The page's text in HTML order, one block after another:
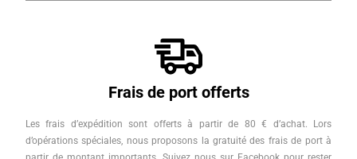
Frais de port offerts
Les frais d’expédition sont offerts à partir de 80 € d’achat. Lors
d’opérations spéciales, nous proposons la gratuité des frais de port à